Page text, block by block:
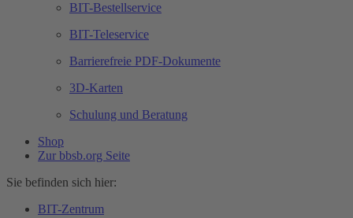
BIT-Bestellservice
BIT-Teleservice
Barrierefreie PDF-Dokumente
3D-Karten
Schulung und Beratung
Shop
Zur bbsb.org Seite
Sie befinden sich hier:
BIT-Zentrum